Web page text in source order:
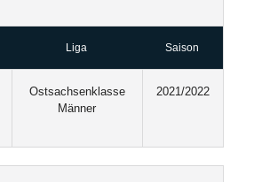
Liga Saison
Ostsachsenklasse
Männer
2021/2022